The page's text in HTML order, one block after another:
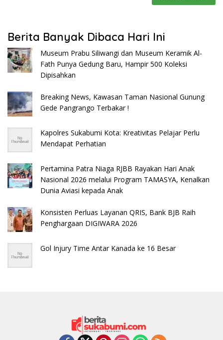
Berita Banyak Dibaca Hari Ini
Museum Prabu Siliwangi dan Museum Keramik Al-
Fath Punya Gedung Baru, Hampir 500 Koleksi
Dipisahkan
Breaking News, Kawasan Taman Nasional Gunung
Gede Pangrango Terbakar !
Kapolres Sukabumi Kota: Kreativitas Pelajar Perlu
Mendapat Perhatian
Pertamina Patra Niaga RJBB Rayakan Hari Anak
Nasional 2026 melalui Program TAMASYA, Kenalkan
Dunia Aviasi kepada Anak
Konsisten Perluas Layanan QRIS, Bank BJB Raih
Penghargaan DIGIWARA 2026
Gol Injury Time Antar Kanada ke 16 Besar